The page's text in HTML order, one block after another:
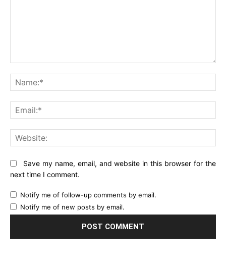
Save my name, email, and website in this browser for the
next time I comment.
Notify me of follow-up comments by email.
Notify me of new posts by email.